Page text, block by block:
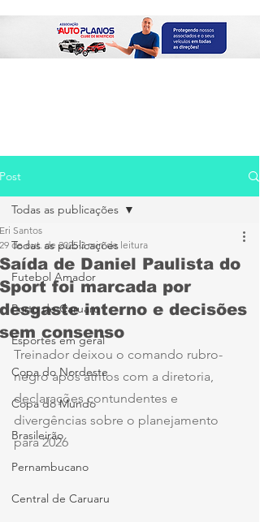
Post
Todas as publicações
Futebol Amador
Porto de Caruaru
Esportes em geral
Copa do Nordeste
Copa do Mundo
Brasileirão
Pernambucano
Central de Caruaru
Todas as publicações
Saída de Daniel Paulista do
Sport foi marcada por
desgaste interno e decisões
sem consenso
Eri Santos
29 de out. de 2025 3 min de leitura
Treinador deixou o comando rubro-
negro após atritos com a diretoria,
declarações contundentes e
divergências sobre o planejamento
para 2026